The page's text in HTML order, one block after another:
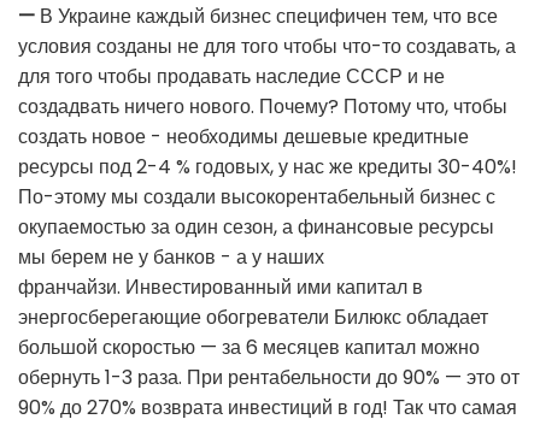
— В Украине каждый бизнес специфичен тем, что все
условия созданы не для того чтобы что-то создавать, а
для того чтобы продавать наследие СССР и не
создадвать ничего нового. Почему? Потому что, чтобы
создать новое - необходимы дешевые кредитные
ресурсы под 2-4 % годовых, у нас же кредиты 30-40%!
По-этому мы создали высокорентабельный бизнес с
окупаемостью за один сезон, а финансовые ресурсы
мы берем не у банков - а у наших
франчайзи. Инвестированный ими капитал в
энергосберегающие обогреватели Билюкс обладает
большой скоростью — за 6 месяцев капитал можно
обернуть 1-3 раза. При рентабельности до 90% — это от
90% до 270% возврата инвестиций в год! Так что самая